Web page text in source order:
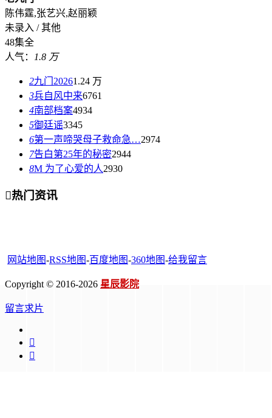
陈伟霆,张艺兴,赵丽颖
未录入 / 其他
48集全
人气：
1.8 万
2九门20261.24 万
3兵自风中来6761
4南部档案4934
5御廷谣3345
6第一声啼哭母子救命急…2974
7告白第25年的秘密2944
8M 为了心爱的人2930
热门资讯
网站地图-RSS地图-百度地图-360地图-给我留言
Copyright © 2016-2026 星辰影院
留言求片

